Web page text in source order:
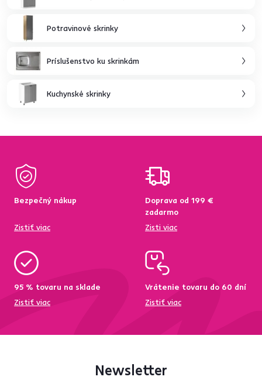
Potravinové skrinky
Príslušenstvo ku skrinkám
Kuchynské skrinky
Bezpečný nákup
Zistiť viac
Doprava od 199 €
zadarmo
Zisti viac
95 % tovaru na sklade
Zistiť viac
Vrátenie tovaru do 60 dní
Zistiť viac
Newsletter